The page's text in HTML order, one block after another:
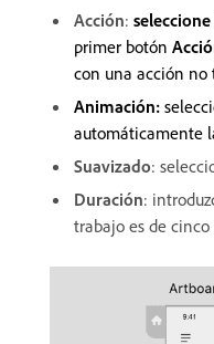
Acción:
primer botón
con una acción
Animación:
automáticamente
Suavizado:
Duración:
trabajo es de cinco